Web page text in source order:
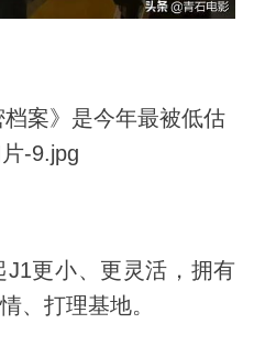
更小、更灵活，拥有
、打理基地。